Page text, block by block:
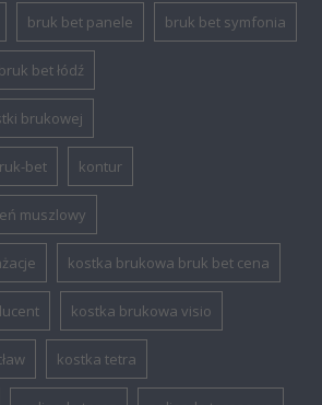
bruk bet panele bruk bet symfonia
bruk bet łódź
brukowej
bet kontur
muszlowy
kostka brukowa bruk bet cena
kostka brukowa visio
kostka tetra